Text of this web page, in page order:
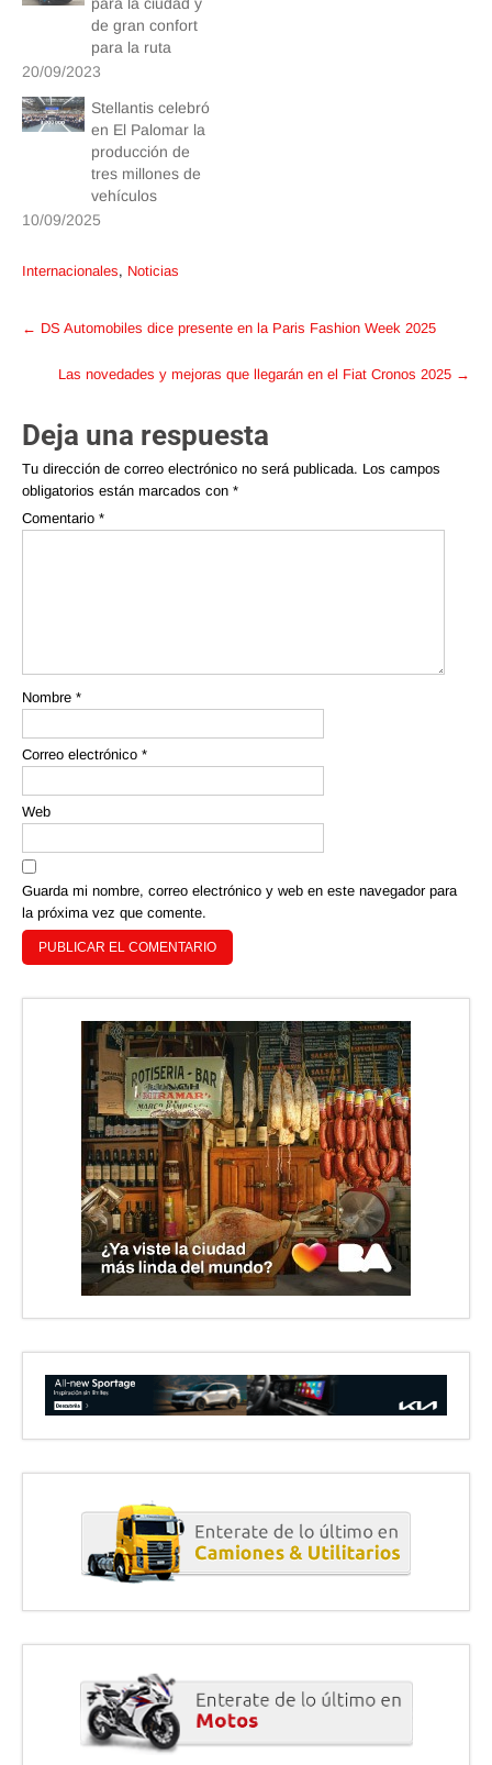
de gran confort
para la ruta
20/09/2023
Stellantis celebró
en El Palomar la
producción de
tres millones de
vehículos
10/09/2025
Internacionales, Noticias
Post
← DS Automobiles dice presente en la Paris Fashion Week 2025
Las novedades y mejoras que llegarán en el Fiat Cronos 2025 →
Deja una respuesta
Tu dirección de correo electrónico no será publicada. Los campos
obligatorios están marcados con *
Comentario *
Nombre *
Correo electrónico *
Web
Guarda mi nombre, correo electrónico y web en este navegador para
la próxima vez que comente.